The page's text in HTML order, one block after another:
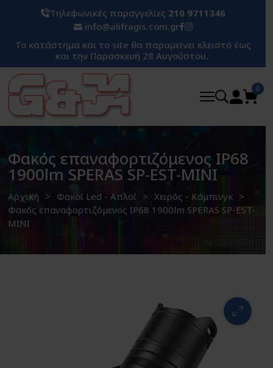
Το κατάστημα και το site θα παραμείνει κλειστό έως
και την Παρασκευή 28 Αυγούστου.
Τηλεφωνικές παραγγελίες 210 9711346
info@alifragis.com.gr
0
Φακός επαναφορτιζόμενος IP68
1900lm SPERAS SP-EST-MINI
Αρχική Φακοί Led - Απλοί
Χειρός - Κάμπινγκ
Φακός επαναφορτιζόμενος IP68 1900lm SPERAS SP-EST-
MINI